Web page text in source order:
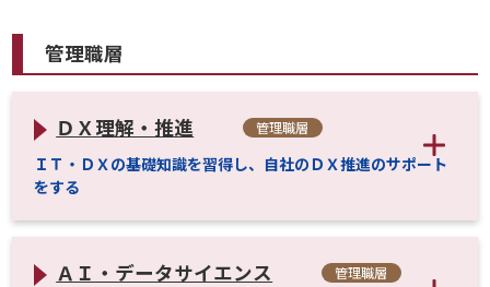
管理職層
ＤＸ理解・推進 管理職層
ＩＴ・ＤＸの基礎知識を習得し、自社のＤＸ推進のサポート
をする
ＡＩ・データサイエンス 管理職層